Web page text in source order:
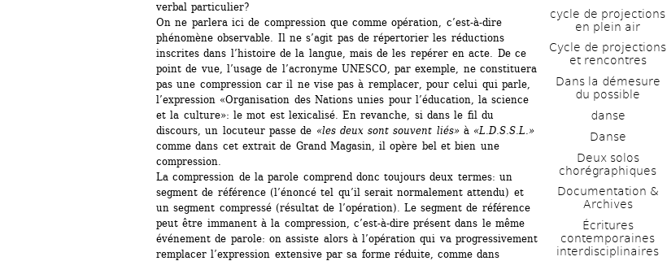
verbal particulier?
On ne parlera ici de compression que comme opération, c’est-à-dire
phénomène observable. Il ne s’agit pas de répertorier les réductions
inscrites dans l’histoire de la langue, mais de les repérer en acte. De ce
point de vue, l’usage de l’acronyme UNESCO, par exemple, ne constituera
pas une compression car il ne vise pas à remplacer, pour celui qui parle,
l’expression «Organisation des Nations unies pour l’éducation, la science
et la culture»: le mot est lexicalisé. En revanche, si dans le fil du
discours, un locuteur passe de «les deux sont souvent liés»à «L.D.S.S.L.»
comme dans cet extrait de Grand Magasin, il opère bel et bien une
compression.
La compression de la parole comprend donc toujours deux termes: un
segment de référence (l’énoncé tel qu’il serait normalement attendu) et
un segment compressé (résultat de l’opération). Le segment de référence
peut être immanent à la compression, c’est-à-dire présent dans le même
événement de parole: on assiste alors à l’opération qui va progressivement
remplacer l’expression extensive par sa forme réduite, comme dans
cycle de projections
en plein air
Cycle de projections
et rencontres
Dans la démesure
du possible
danse
Danse
Deux solos
chorégraphiques
Documentation &
Archives
Écritures
contemporaines
interdisciplinaires